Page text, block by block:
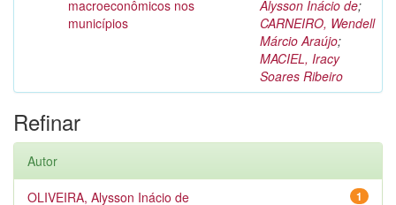
macroeconômicos nos
municípios
Alysson Inácio de;
CARNEIRO, Wendell
Márcio Araújo;
MACIEL, Iracy
Soares Ribeiro
Refinar
Autor
1
OLIVEIRA, Alysson Inácio de